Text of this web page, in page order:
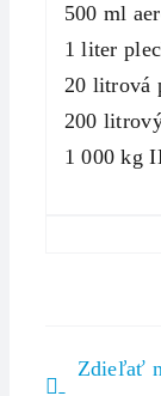
500 ml
1 liter
20 litrová
200
1 000 kg
Zdieľať